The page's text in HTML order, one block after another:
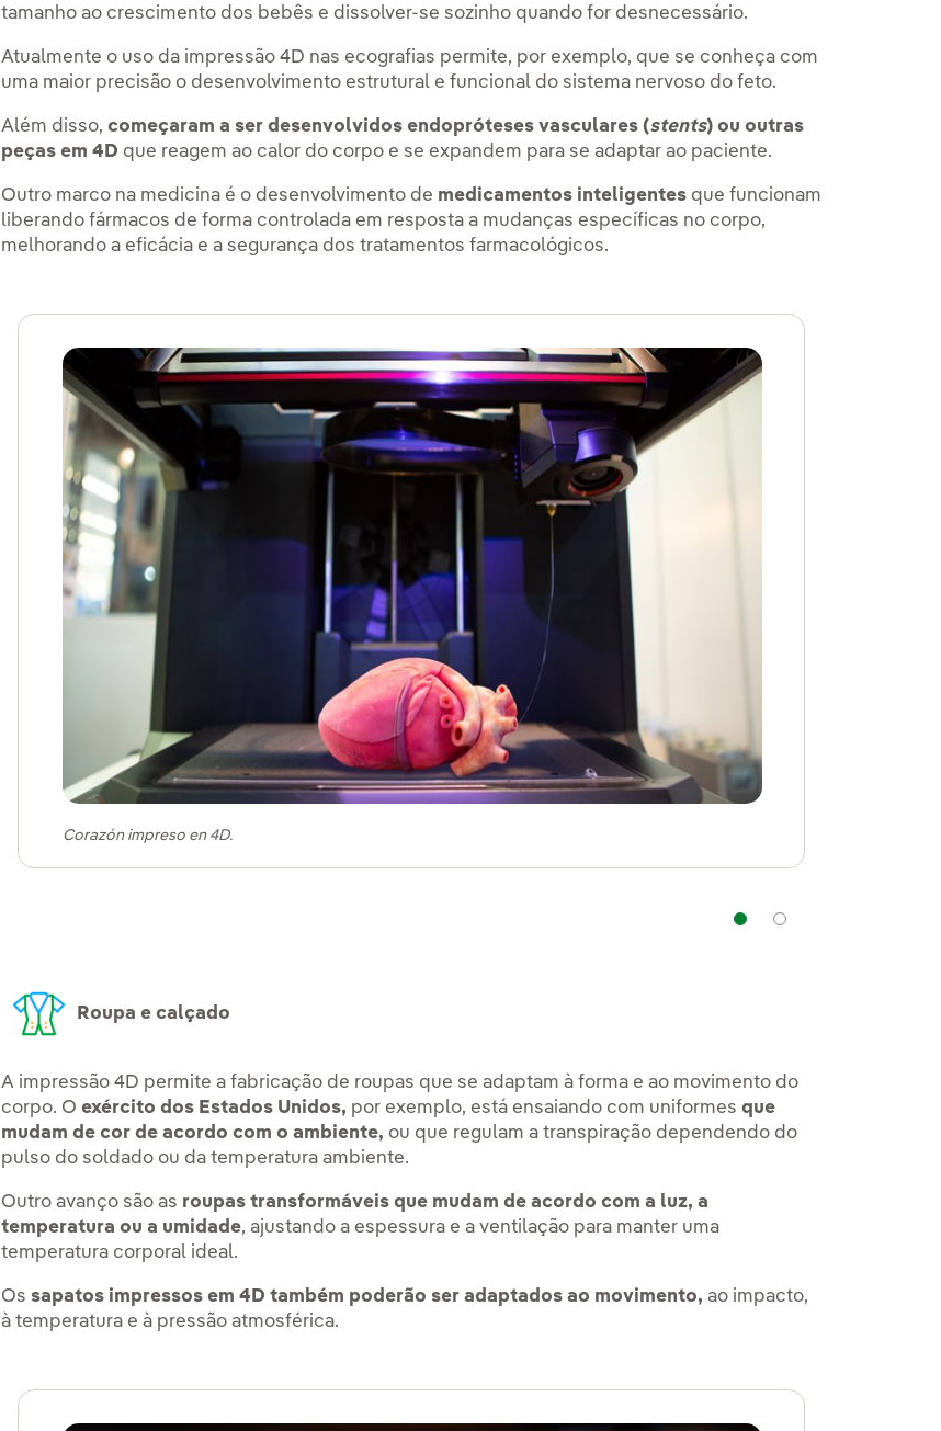
tamanho ao crescimento dos bebês e dissolver-se sozinho quando for desnecessário.
Atualmente o uso da impressão 4D nas ecografias permite, por exemplo, que se conheça com
uma maior precisão o desenvolvimento estrutural e funcional do sistema nervoso do feto.
Além disso,começaram a ser desenvolvidos endopróteses vasculares (stents) ou outras
peças em 4D que reagem ao calor do corpo e se expandem para se adaptar ao paciente.
Outro marco na medicina é o desenvolvimento de medicamentos inteligentes que funcionam
liberando fármacos de forma controlada em resposta a mudanças específicas no corpo,
melhorando a eficácia e a segurança dos tratamentos farmacológicos.
Corazón impreso en 4D.
Roupa e calçado
A impressão 4D permite a fabricação de roupas que se adaptam à forma e ao movimento do
corpo. Oexército dos Estados Unidos, por exemplo, está ensaiando com uniformesque
mudam de cor de acordo com o ambiente, ou que regulam a transpiração dependendo do
pulso do soldado ou da temperatura ambiente.
Outro avanço são as roupas transformáveis que mudam de acordo com a luz, a
temperatura ou a umidade, ajustando a espessura e a ventilação para manter uma
temperatura corporal ideal.
Os sapatos impressos em 4D também poderão ser adaptados ao movimento, ao impacto,
à temperatura e à pressão atmosférica.